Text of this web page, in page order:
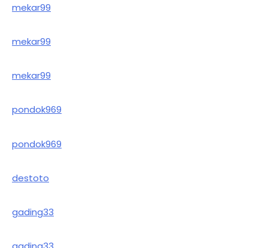
mekar99
mekar99
mekar99
pondok969
pondok969
destoto
gading33